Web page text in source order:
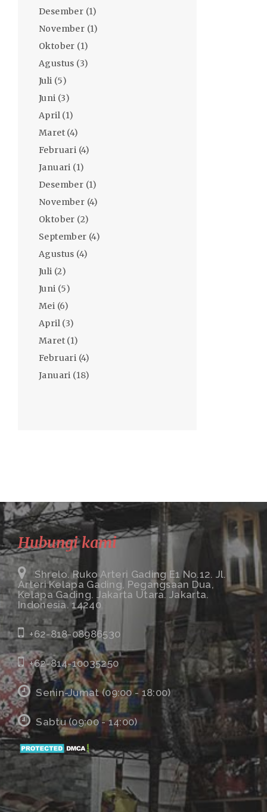
Desember (1)
November (1)
Oktober (1)
Agustus (3)
Juli (5)
Juni (3)
April (1)
Maret (4)
Februari (4)
Januari (1)
Desember (1)
November (4)
Oktober (2)
September (4)
Agustus (4)
Juli (2)
Juni (5)
Mei (6)
April (3)
Maret (1)
Februari (4)
Januari (18)
Hubungi kami
Shrelo. Ruko Arteri Gading E1 No.12. Jl.
Arteri Kelapa Gading, Pegangsaan Dua,
Kelapa Gading. Jakarta Utara. Jakarta.
Indonesia. 14240
+62-818-08986530
+62-814-10035250
Senin-Jumat (09:00 - 18:00)
Sabtu (09:00 - 14:00)